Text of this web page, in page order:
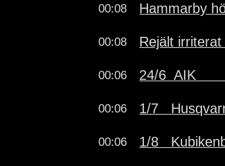
00:08 Hammarby
00:08 Rejält irriterat
00:06 24/6  AIK
00:06 1/7
00:06 1/8